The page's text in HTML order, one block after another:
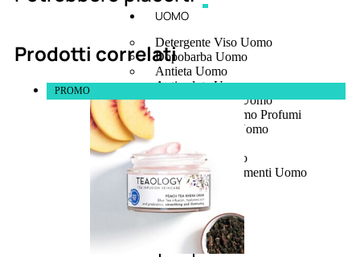
UOMO
Detergente Viso Uomo
Dopobarba Uomo
Antieta Uomo
Anticaduta Uomo
Contorno Occhi Uomo
Bagnodoccia Uomo Profumi
Docciaschiuma Uomo
Corpo Uomo
Deodoranti Uomo
Confezioni Trattamenti Uomo
Antietà
uomo
Prodotti correlati
PROMO